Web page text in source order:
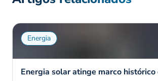
Energia
Energia solar atinge marco